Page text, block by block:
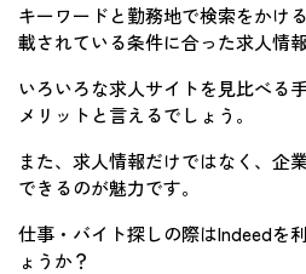
キーワードと勤務地で検索をかけ
載されている条件に合った求人情
いろいろな求人サイトを見比べる
メリットと言えるでしょう。
また、求人情報だけではなく、企
できるのが魅力です。
仕事・バイト探しの際はIndeedを
ょうか？